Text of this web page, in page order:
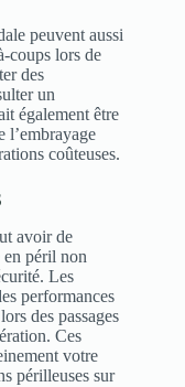
peuvent aussi
coups lors de
des
un
également être
l’embrayage
coûteuses.
avoir de
en péril non
Les
performances
des passages
Ces
votre
périlleuses sur